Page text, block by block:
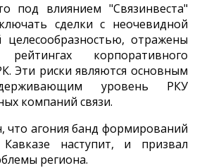
под влиянием "Связинвеста"
сделки с неочевидной
целесообразностью, отражены
корпоративного
Эти риски являются основным
уровень РКУ
компаний связи.
что агония банд формирований
наступит, и призвал
региона.